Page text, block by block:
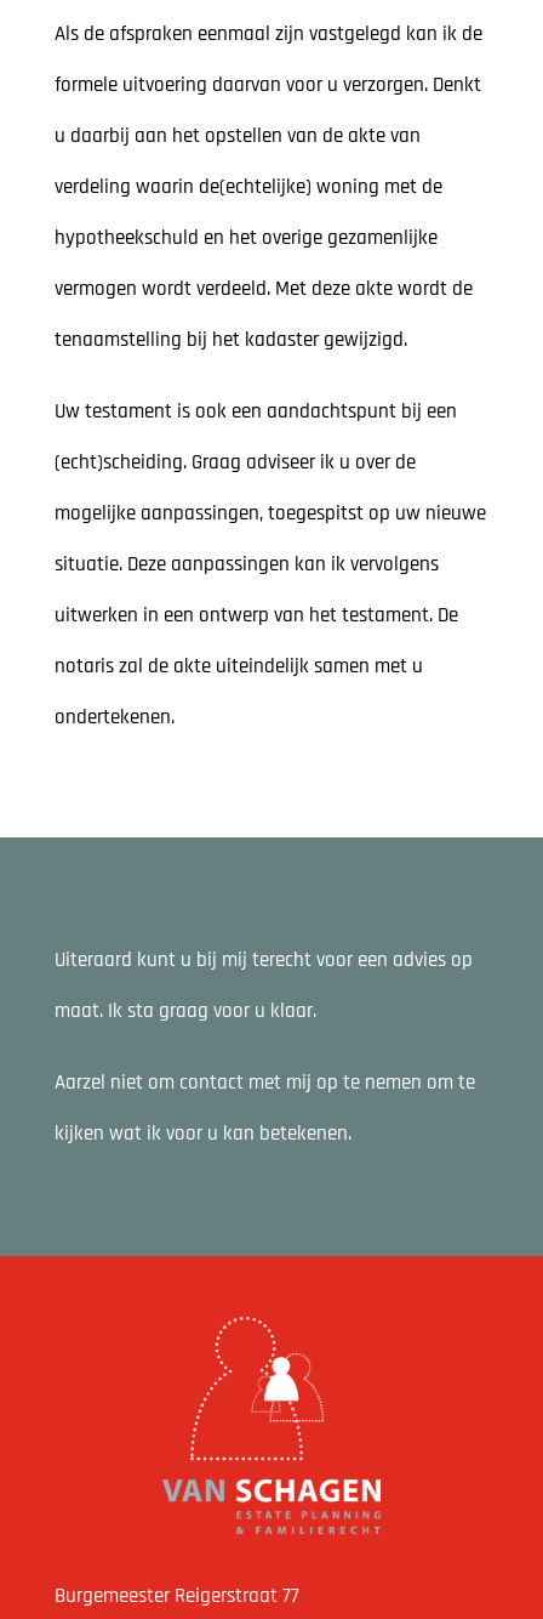
Als de afspraken eenmaal zijn vastgelegd kan ik de
formele uitvoering daarvan voor u verzorgen. Denkt
u daarbij aan het opstellen van de akte van
verdeling waarin de(echtelijke) woning met de
hypotheekschuld en het overige gezamenlijke
vermogen wordt verdeeld. Met deze akte wordt de
tenaamstelling bij het kadaster gewijzigd.
Uw testament is ook een aandachtspunt bij een
(echt)scheiding. Graag adviseer ik u over de
mogelijke aanpassingen, toegespitst op uw nieuwe
situatie. Deze aanpassingen kan ik vervolgens
uitwerken in een ontwerp van het testament. De
notaris zal de akte uiteindelijk samen met u
ondertekenen.
Uiteraard kunt u bij mij terecht voor een advies op
maat. Ik sta graag voor u klaar.
Aarzel niet om contact met mij op te nemen om te
kijken wat ik voor u kan betekenen.
Burgemeester Reigerstraat 77